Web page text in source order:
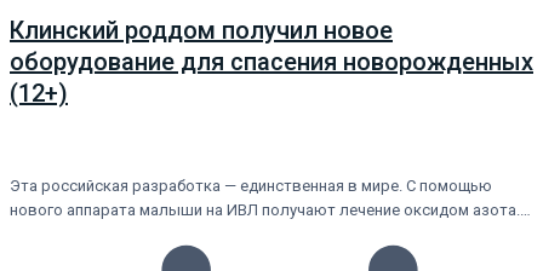
Клинский роддом получил новое
оборудование для спасения новорожденных
(12+)
Эта российская разработка — единственная в мире. С помощью
нового аппарата малыши на ИВЛ получают лечение оксидом азота.…